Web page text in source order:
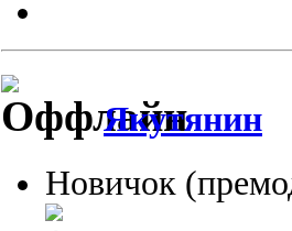
Якутянин
Новичок